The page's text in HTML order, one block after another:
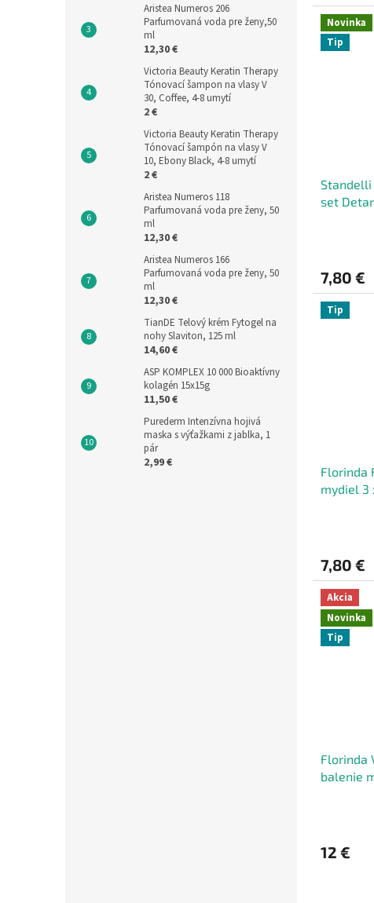
Aristea Numeros 206
Parfumovaná voda pre ženy,50
ml
12,30 €
Victoria Beauty Keratin Therapy
Tónovací šampon na vlasy V
30, Coffee, 4-8 umytí
2 €
Victoria Beauty Keratin Therapy
Tónovací šampón na vlasy V
10, Ebony Black, 4-8 umytí
2 €
Aristea Numeros 118
Parfumovaná voda pre ženy, 50
ml
12,30 €
Aristea Numeros 166
Parfumovaná voda pre ženy, 50
ml
12,30 €
TianDE Telový krém Fytogel na
nohy Slaviton, 125 ml
14,60 €
ASP KOMPLEX 10 000 Bioaktívny
kolagén 15x15g
11,50 €
Purederm Intenzívna hojivá
maska s výťažkami z jablka, 1
pár
2,99 €
Novinka
Tip
Standelli
set
7,80 €
Tip
Florinda
mydiel 3
7,80 €
Akcia
Novinka
Tip
Florinda
balenie
12 €